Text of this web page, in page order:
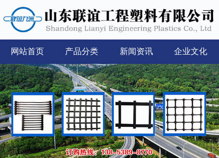
网站首页 产品分类 新闻资讯 企业文化